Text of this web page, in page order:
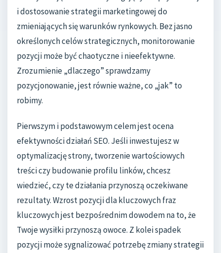
i dostosowanie strategii marketingowej do
zmieniających się warunków rynkowych. Bez jasno
określonych celów strategicznych, monitorowanie
pozycji może być chaotyczne i nieefektywne.
Zrozumienie „dlaczego” sprawdzamy
pozycjonowanie, jest równie ważne, co „jak” to
robimy.
Pierwszym i podstawowym celem jest ocena
efektywności działań SEO. Jeśli inwestujesz w
optymalizację strony, tworzenie wartościowych
treści czy budowanie profilu linków, chcesz
wiedzieć, czy te działania przynoszą oczekiwane
rezultaty. Wzrost pozycji dla kluczowych fraz
kluczowych jest bezpośrednim dowodem na to, że
Twoje wysiłki przynoszą owoce. Z kolei spadek
pozycji może sygnalizować potrzebę zmiany strategii